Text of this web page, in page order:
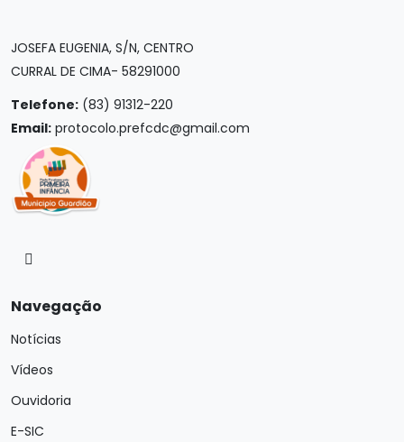
JOSEFA EUGENIA, S/N, CENTRO
CURRAL DE CIMA- 58291000
Telefone: (83) 91312-220
Email: protocolo.prefcdc@gmail.com
Navegação
Notícias
Vídeos
Ouvidoria
E-SIC